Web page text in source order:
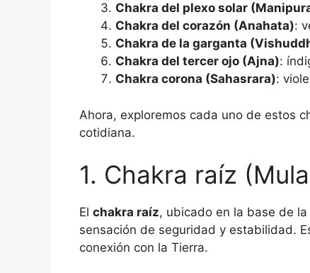
Chakra del plexo solar
Chakra del corazón (Anahata):
Chakra de la garganta
Chakra del tercer ojo (Ajna):
Chakra corona (Sahasrara):
Ahora, exploremos cada uno de estos
cotidiana.
1. Chakra raíz
El chakra raíz, ubicado en la base de
sensación de seguridad y estabilidad.
conexión con la Tierra.